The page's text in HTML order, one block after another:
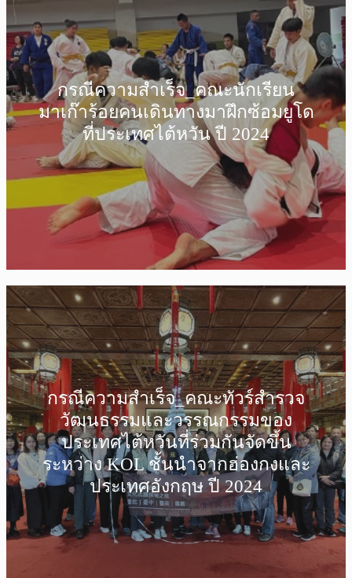
กรณีความสำเร็จ_คณะนักเรียน
มาเก๊าร้อยคนเดินทางมาฝึกซ้อมยูโด
ที่ประเทศไต้หวัน ปี 2024
กรณีความสำเร็จ_คณะทัวร์สำรวจ
วัฒนธรรมและวรรณกรรมของ
ประเทศไต้หวันที่ร่วมกันจัดขึ้น
ระหว่าง KOL ชั้นนำจากฮ่องกงและ
ประเทศอังกฤษ ปี 2024